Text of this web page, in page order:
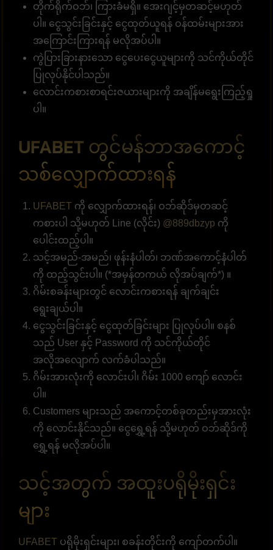
တိုက်ရိုက်ဝဘ်၊ ကြားခံမရှိ။ အေးဂျင့်မှတဆင့်မဟုတ်
ပါ။ ငွေသွင်းခြင်းနှင့် ငွေထုတ်ယူရန် ဝန်ထမ်းများအား
အကြောင်းကြားရန် မလိုအပ်ပါ။
ကွဲပြားခြားနားသော ငွေပေးငွေယူများကို သင်ကိုယ်တိုင်
ပြုလုပ်နိုင်ပါသည်။
လောင်းကစားစာရင်းဇယားများကို အချိန်မရွေးကြည့်ရှု
ပါ။
UFABET တွင်မန်ဘာအကောင့်
သစ်လျှောက်ထားရန်
UFABET ကို လျှောက်ထားရန်၊ ဝဘ်ဆိုဒ်မှတဆင့်
ကစားပါ သို့မဟုတ် Line (လိုင်း) @889dbzyp ကို
ပေါင်းထည့်ပါ။
သင့်အမည်-အမည်၊ ဖုန်းနံပါတ်၊ ဘဏ်အကောင့်နံပါတ်
ကို ထည့်သွင်းပါ။ (*အမှန်တကယ် လိုအပ်ချက်*) ။
ဂိမ်းစခန်းများတွင် လောင်းကစားရန် ချက်ချင်း
ရွေးချယ်ပါ။
ငွေသွင်းခြင်းနှင့် ငွေထုတ်ခြင်းများ ပြုလုပ်ပါ။ စနစ်
သည် User နှင့် Password ကို သင်ကိုယ်တိုင်
အလိုအလျောက် လက်ခံပါသည်။
ဂိမ်းအားလုံးကို လောင်းပါ၊ ဂိမ်း 1000 ကျော် လောင်း
ပါ။
Customers များသည် အကောင့်တစ်ခုတည်းမှအားလုံး
ကို လောင်းနိုင်သည်။ ငွေရွှေ့ရန် သို့မဟုတ် ဝဘ်ဆိုဒ်ကို
ရွှေ့ရန် မလိုအပ်ပါ။
သင့်အတွက် အထူးပရိုမိုးရှင်း
များ
UFABET ပရိုမိုးရှင်းများ၊ စခန်းတိုင်းကို ကျော်တက်ပါ။